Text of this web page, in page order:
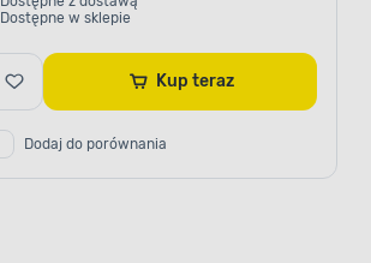
Dostępne w sklepie
Kup teraz
Dodaj do porównania